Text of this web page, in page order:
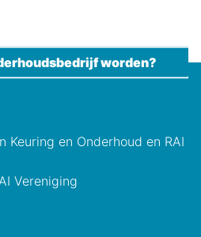
Keuring en Onderhoud en RAI
Vereniging
worden?